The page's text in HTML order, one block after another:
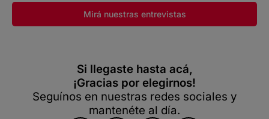
Mirá nuestras entrevistas
Si llegaste hasta acá,
¡Gracias por elegirnos!
Seguínos en nuestras redes sociales y
mantenéte al día.